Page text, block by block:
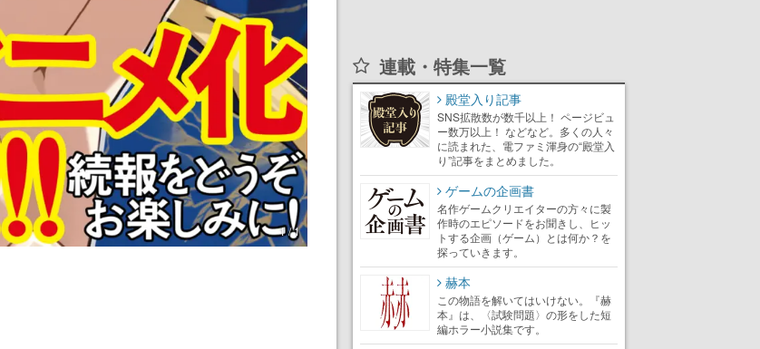
1 / 1
連載・特集一覧
殿堂入り記事
SNS拡散数が数千以上！ ページビュ
ー数万以上！ などなど。多くの人々
に読まれた、電ファミ渾身の“殿堂入
り”記事をまとめました。
ゲームの企画書
名作ゲームクリエイターの方々に製
作時のエピソードをお聞きし、ヒッ
トする企画（ゲーム）とは何か？を
探っていきます。
赫本
この物語を解いてはいけない。『赫
本』は、〈試験問題〉の形をした短
編ホラー小説集です。